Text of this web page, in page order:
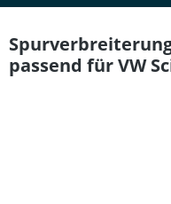
passend für VW